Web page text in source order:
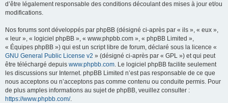
d’être légalement responsable des conditions découlant des mises à jour et/ou
modifications.
Nos forums sont développés par phpBB (désigné ci-après par « ils », « eux »,
« leur », « logiciel phpBB », « www.phpbb.com », « phpBB Limited »,
« Équipes phpBB ») qui est un script libre de forum, déclaré sous la licence «
GNU General Public License v2 » (désigné ci-après par « GPL ») et qui peut
être téléchargé depuis www.phpbb.com. Le logiciel phpBB facilite seulement
les discussions sur Internet. phpBB Limited n’est pas responsable de ce que
nous acceptons ou n’acceptons pas comme contenu ou conduite permis. Pour
de plus amples informations au sujet de phpBB, veuillez consulter :
https://www.phpbb.com/.